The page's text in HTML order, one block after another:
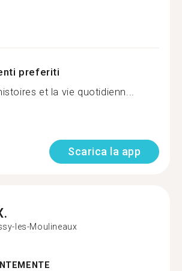
preferiti
et la vie quotidienn...
Scarica la app
les-Moulineaux